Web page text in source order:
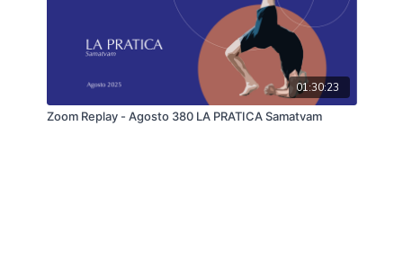
01:30:23
Zoom Replay - Agosto 380 LA PRATICA Samatvam